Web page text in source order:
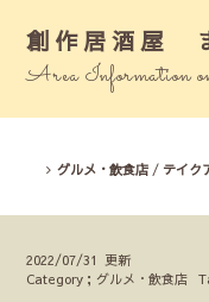
創作居酒屋
Area Information
グルメ・飲食店/ テイク
2022/07/31 更新
Category；グルメ・飲食店